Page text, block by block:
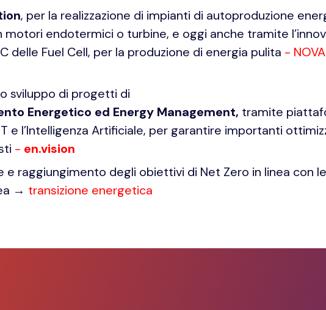
, per la realizzazione di impianti di autoproduzione
motori endotermici o turbine, e oggi anche tramite
delle Fuel Cell, per la produzione di energia pulita -
sviluppo di progetti di
Energetico ed Energy Management, tramite
e l’Intelligenza Artificiale, per garantire importanti
- en.vision
e raggiungimento degli obiettivi di Net Zero in linea con
→ transizione energetica